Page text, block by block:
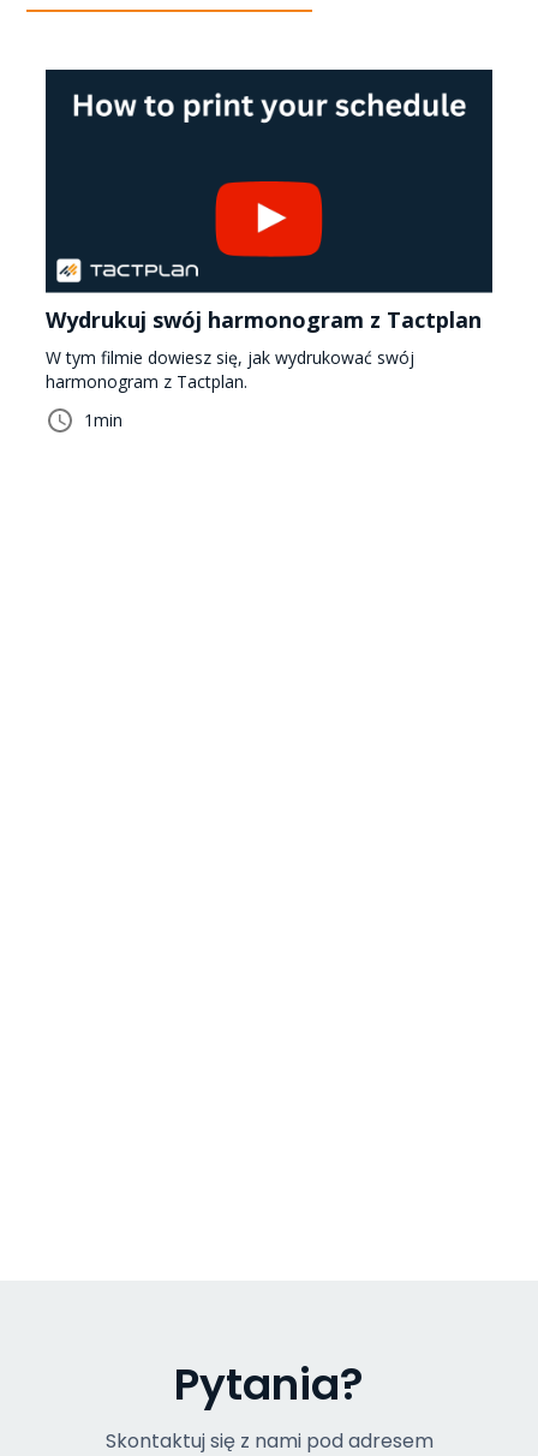
Wydrukuj swój harmonogram z Tactplan
W tym filmie dowiesz się, jak wydrukować swój
harmonogram z Tactplan.
1min
Pytania?
Skontaktuj się z nami pod adresem